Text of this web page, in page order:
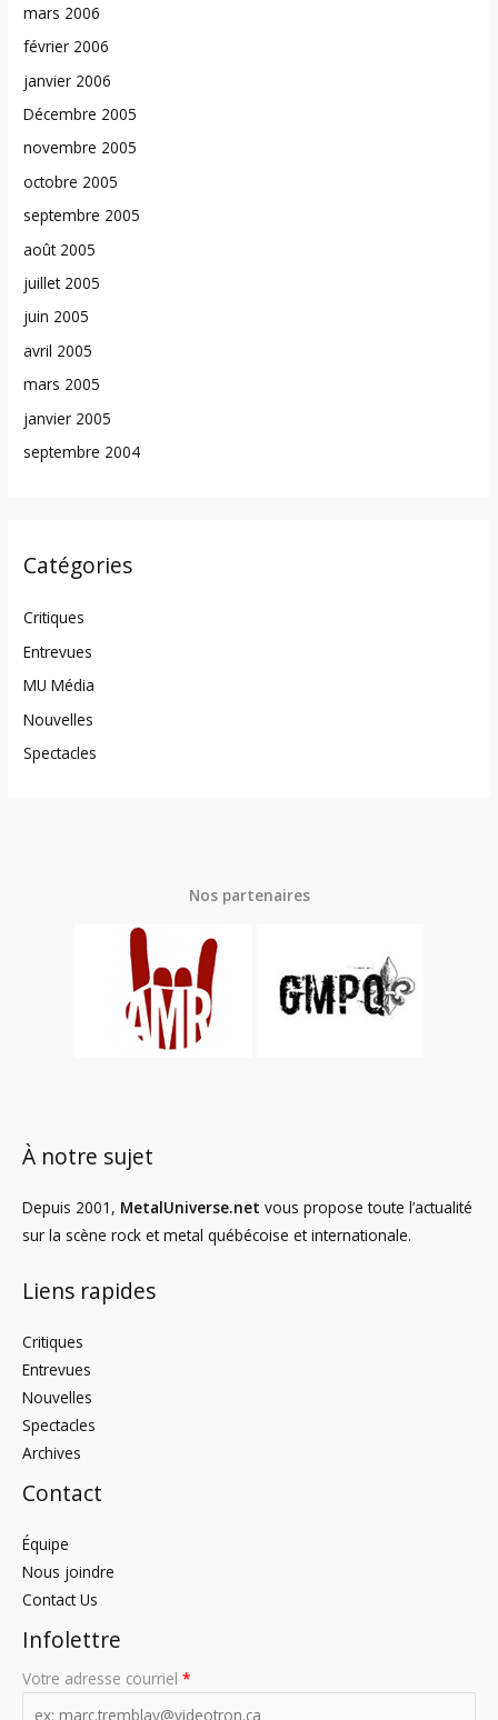
mars 2006
février 2006
janvier 2006
Décembre 2005
novembre 2005
octobre 2005
septembre 2005
août 2005
juillet 2005
juin 2005
avril 2005
mars 2005
janvier 2005
septembre 2004
Catégories
Critiques
Entrevues
MU Média
Nouvelles
Spectacles
Nos partenaires
À notre sujet
Depuis 2001, MetalUniverse.net vous propose toute l’actualité
sur la scène rock et metal québécoise et internationale.
Liens rapides
Critiques
Entrevues
Nouvelles
Spectacles
Archives
Contact
Équipe
Nous joindre
Contact Us
Infolettre
Votre adresse courriel *